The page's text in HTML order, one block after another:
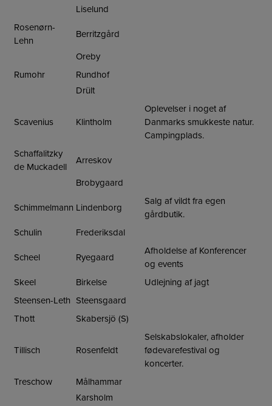
Liselund
Rosenørn-
Lehn
Berritzgård
Oreby
Rumohr
Rundhof
Drült
Scavenius Klintholm
Oplevelser i noget af
Danmarks smukkeste natur.
Campingplads.
Schaffalitzky
de Muckadell
Arreskov
Brobygaard
Schimmelmann Lindenborg
Salg af vildt fra egen
gårdbutik.
Schulin
Frederiksdal
Scheel
Ryegaard
Afholdelse af Konferencer
og events
Skeel
Birkelse
Udlejning af jagt
Steensen-Leth Steensgaard
Thott
Skabersjö (S)
Tillisch Rosenfeldt
Selskabslokaler, afholder
fødevarefestival og
koncerter.
Treschow
Målhammar
Karsholm